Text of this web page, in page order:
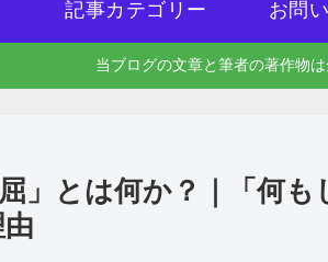
記事カテゴリー お問
当ブログの文章と筆者の著作物
屈」とは何か？｜「何